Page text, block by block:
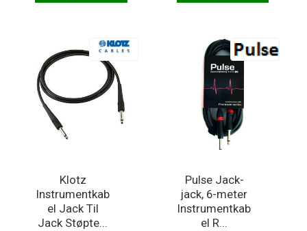
Klotz
Instrumentkab
el Jack Til
Jack Støpte...
Pulse Jack-
jack, 6-meter
Instrumentkab
el R...